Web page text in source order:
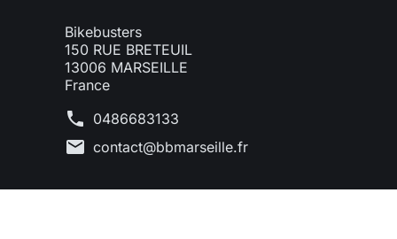
Bikebusters
150 RUE BRETEUIL
13006 MARSEILLE
France
phone 0486683133
mail contact@bbmarseille.fr